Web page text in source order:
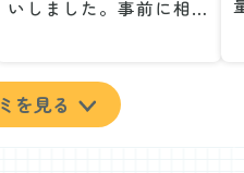
いしました。事前に相談
とができました。特に、
古い家具や壊れた家電な
ど、処分が難しいものが
を見る